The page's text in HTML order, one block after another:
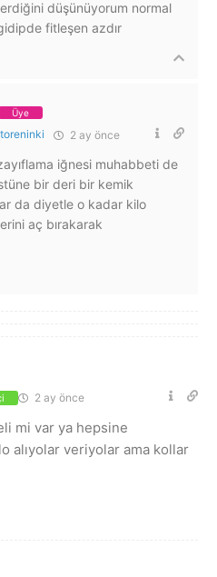
düşünüyorum normal
fitleşen azdır
Üye
2 ay önce
iğnesi muhabbeti de
bir deri bir kemik
da diyetle o kadar kilo
aç bırakarak
2 ay önce
mi var ya hepsine
alıyolar veriyolar ama kollar